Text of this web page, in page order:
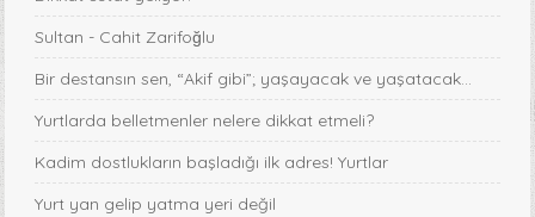
Sultan - Cahit Zarifoğlu
Bir destansın sen, “Akif gibi”; yaşayacak ve yaşatacak...
Yurtlarda belletmenler nelere dikkat etmeli?
Kadim dostlukların başladığı ilk adres! Yurtlar
Yurt yan gelip yatma yeri değil